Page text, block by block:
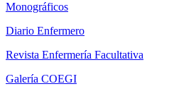
Monográficos
Diario Enfermero
Revista Enfermería Facultativa
Galería COEGI